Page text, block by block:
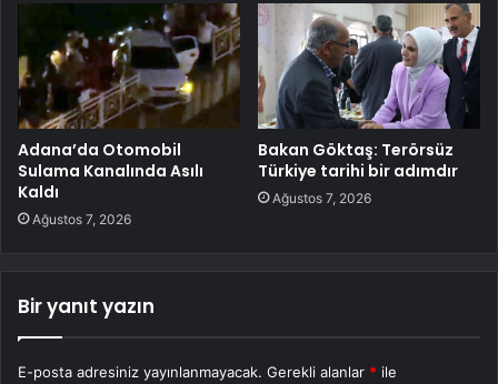
Adana’da Otomobil
Sulama Kanalında Asılı
Kaldı
Ağustos 7, 2026
Bakan Göktaş: Terörsüz
Türkiye tarihi bir adımdır
Ağustos 7, 2026
Bir yanıt yazın
E-posta adresiniz yayınlanmayacak. Gerekli alanlar * ile